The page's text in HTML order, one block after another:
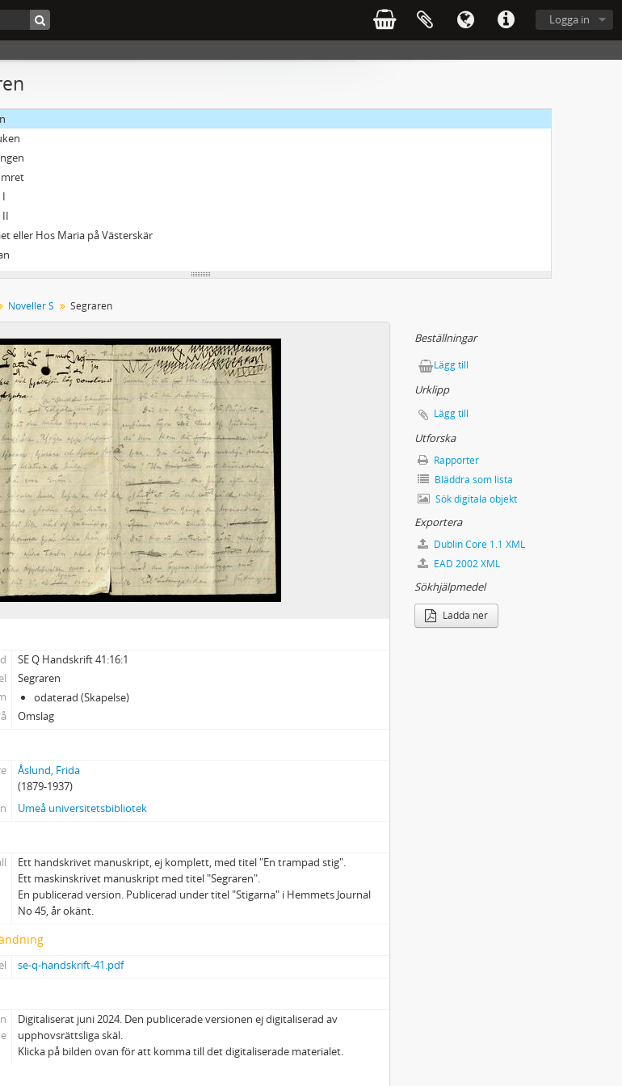
Logga in
K
R
II
eller Hos Maria på Västerskär
och de röda blommorna
halka
solen dansa. En påskhistoria.
lysning
Ö samt diverse
Noveller S Segraren
SE Q Handskrift 41:16:1
Segraren
odaterad (Skapelse)
Omslag
Åslund, Frida
(1879-1937)
Umeå universitetsbibliotek
Ett handskrivet manuskript, ej komplett, med titel "En trampad stig".
Ett maskinskrivet manuskript med titel "Segraren".
En publicerad version. Publicerad under titel "Stigarna" i Hemmets Journal
No 45, år okänt.
se-q-handskrift-41.pdf
Digitaliserat juni 2024. Den publicerade versionen ej digitaliserad av
upphovsrättsliga skäl.
Klicka på bilden ovan för att komma till det digitaliserade materialet.
Beställningar
Lägg till
Urklipp
Lägg till
Utforska
Rapporter
Bläddra som lista
Sök digitala objekt
Exportera
Dublin Core 1.1 XML
EAD 2002 XML
Sökhjälpmedel
Ladda ner